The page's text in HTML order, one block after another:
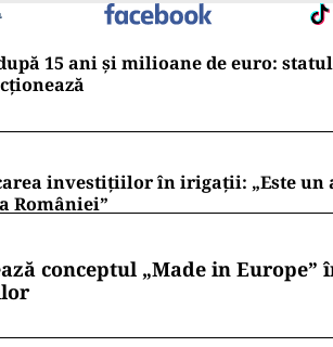
15 ani și milioane de euro:
investițiilor în irigații: „Este un
României”
conceptul „Made in Europe”